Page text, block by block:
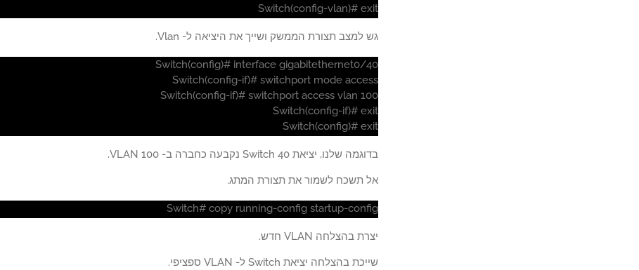
Switch(config-vlan)# exit
גש למצב תצורת הממשק ושייך את היציאה ל- Vlan.
Switch(config)# interface gigabitethernet0/40
Switch(config-if)# switchport mode access
Switch(config-if)# switchport access vlan 100
Switch(config-if)# exit
Switch(config)# exit
בדוגמה שלנו, יציאת Switch 40 נקבעה כחברה ב- VLAN 100.
אל תשכח לשמור את תצורת המתג.
Switch# copy running-config startup-config
יצרת בהצלחה VLAN חדש.
שייכת בהצלחה יציאת Switch ל- VLAN ספציפי.